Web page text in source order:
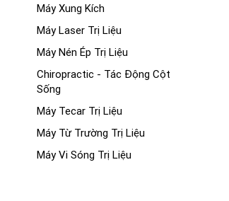
Máy Xung Kích
Máy Laser Trị Liệu
Máy Nén Ép Trị Liệu
Chiropractic - Tác Động Cột
Sống
Máy Tecar Trị Liệu
Máy Từ Trường Trị Liệu
Máy Vi Sóng Trị Liệu